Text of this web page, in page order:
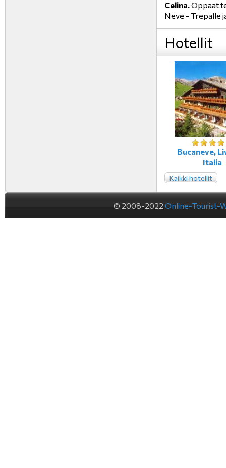
Celina.Oppaat
Neve - Trepalle
Hotellit
Bucaneve,
Italia
Kaikki hotellit
© 2008-2022 Online-Tourist-